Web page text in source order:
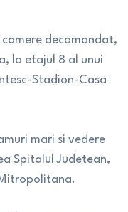
decomandat,
la etajul 8 al unui
Stadion-Casa
mari si vedere
Spitalul Judetean,